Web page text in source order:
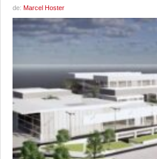
de: Marcel Hoster